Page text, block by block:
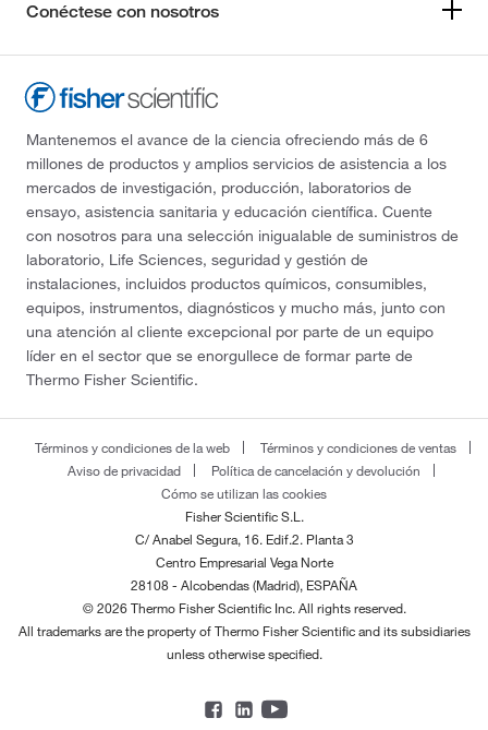
Conéctese con nosotros
Mantenemos el avance de la ciencia ofreciendo más de 6
millones de productos y amplios servicios de asistencia a los
mercados de investigación, producción, laboratorios de
ensayo, asistencia sanitaria y educación científica. Cuente
con nosotros para una selección inigualable de suministros de
laboratorio, Life Sciences, seguridad y gestión de
instalaciones, incluidos productos químicos, consumibles,
equipos, instrumentos, diagnósticos y mucho más, junto con
una atención al cliente excepcional por parte de un equipo
líder en el sector que se enorgullece de formar parte de
Thermo Fisher Scientific.
Términos y condiciones de la web
Términos y condiciones de ventas
Aviso de privacidad
Política de cancelación y devolución
Cómo se utilizan las cookies
Fisher Scientific S.L.
C/ Anabel Segura, 16. Edif.2. Planta 3
Centro Empresarial Vega Norte
28108 - Alcobendas (Madrid), ESPAÑA
© 2026 Thermo Fisher Scientific Inc. All rights reserved.
All trademarks are the property of Thermo Fisher Scientific and its subsidiaries
unless otherwise specified.